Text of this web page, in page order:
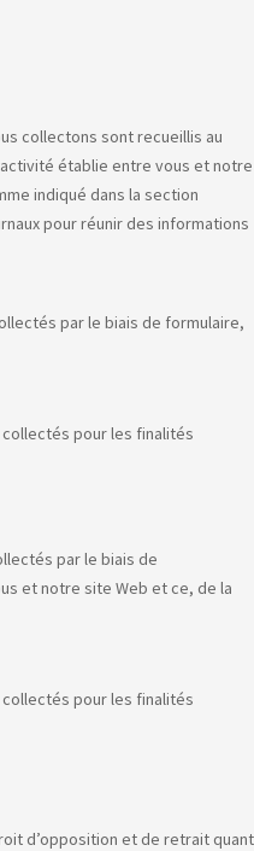
collectons sont recueillis au
établie entre vous et notre
indiqué dans la section
pour réunir des informations
par le biais de formulaire,
pour les finalités
par le biais de
et notre site Web et ce, de la
pour les finalités
d’opposition et de retrait quant